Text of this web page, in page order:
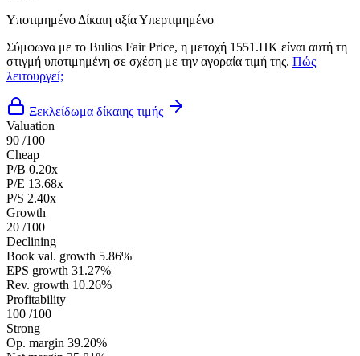
Υποτιμημένο Δίκαιη αξίαΥπερτιμημένο
Σύμφωνα με το Bulios Fair Price, η μετοχή 1551.HK είναι αυτή τη
στιγμή υποτιμημένη σε σχέση με την αγοραία τιμή της. Πώς
λειτουργεί;
Ξεκλείδωμα δίκαιης τιμής
Valuation
90 /100
Cheap
P/B 0.20x
P/E 13.68x
P/S 2.40x
Growth
20 /100
Declining
Book val. growth 5.86%
EPS growth 31.27%
Rev. growth 10.26%
Profitability
100 /100
Strong
Op. margin 39.20%